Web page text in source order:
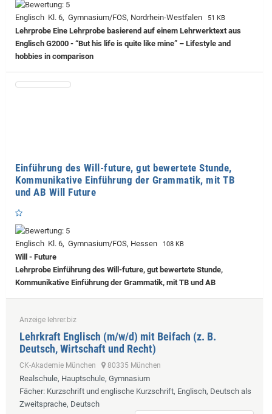
Englisch Kl. 6, Gymnasium/FOS, Nordrhein-Westfalen 51 KB
Lehrprobe Eine Lehrprobe basierend auf einem Lehrwerktext aus
Englisch G2000 - “But his life is quite like mine” – Lifestyle and
hobbies in comparison
Einführung des Will-future, gut bewertete Stunde,
Kommunikative Einführung der Grammatik, mit TB
und AB Will Future
Englisch Kl. 6, Gymnasium/FOS, Hessen 108 KB
Will - Future
Lehrprobe Einführung des Will-future, gut bewertete Stunde,
Kommunikative Einführung der Grammatik, mit TB und AB
Anzeige lehrer.biz
Lehrkraft Englisch (m/w/d) mit Beifach (z. B.
Deutsch, Wirtschaft und Recht)
CK-Akademie München 80335 München
Realschule, Hauptschule, Gymnasium
Fächer: Kurzschrift und englische Kurzschrift, Englisch, Deutsch als
Zweitsprache, Deutsch